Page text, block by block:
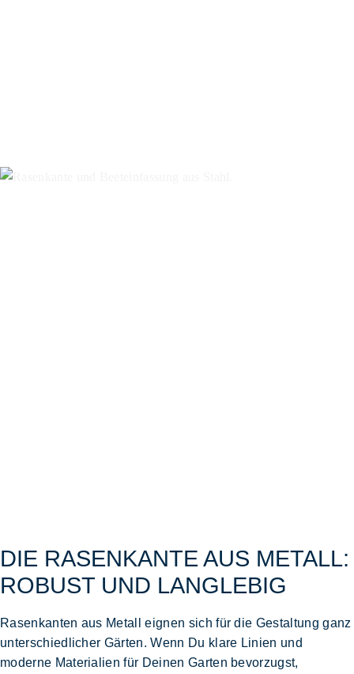
DIE RASENKANTE AUS METALL:
ROBUST UND LANGLEBIG
Rasenkanten aus Metall eignen sich für die Gestaltung ganz
unterschiedlicher Gärten. Wenn Du klare Linien und
moderne Materialien für Deinen Garten bevorzugst,